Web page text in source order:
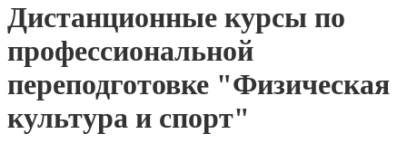
Дистанционные курсы по
профессиональной
переподготовке "Физическая
культура и спорт"